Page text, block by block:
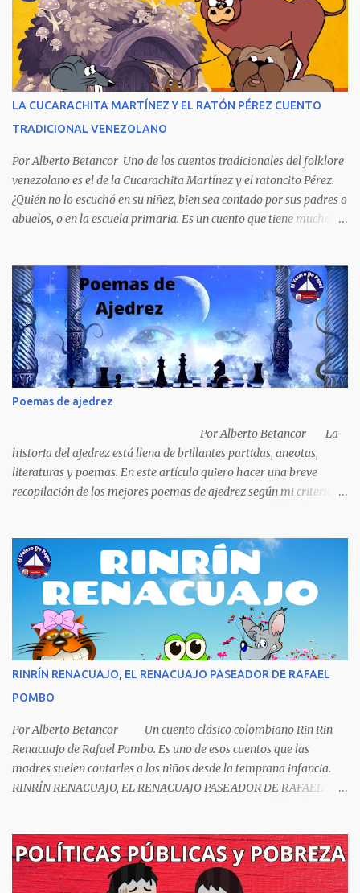
venezolano al vender rápidamente tres ediciones por su
extraordinario contenido y detalla, cambiando los nombres de los
personajes, cuatro crímenes que conmocionaron a la sociedad
venezolana y cuyos presuntos autores quedaron en libertad, pese a
tener la policía pruebas e indicios suficientes de culpabilidad. La
porque refleja los males del poder judicial y de la sociedad
venezolana, tráfico...
LA CUCARACHITA MARTÍNEZ Y EL RATÓN PÉREZ CUENTO
TRADICIONAL VENEZOLANO
Por Alberto Betancor Uno de los cuentos tradicionales del folklore
venezolano es el de la Cucarachita Martínez y el ratoncito Pérez.
¿Quién no lo escuchó en su niñez, bien sea contado por sus padres o
abuelos, o en la escuela primaria. Es un cuento que tiene muchas
hablaban, hace mucho, mucho tiempo, una Cucarachita llamada
Martínez que estaba barriendo el zaguán (porche) de su casa,
cuando vio algo que brillaba, se sorprendió y se emocionó al ver lo
que veían sus ojos, era un mediecito (moneda de cinco céntimos).
La recogió y se preguntó de quien sería, pero al ver que no era de
nadie se la guardó en el bolsillo y siguió barriendo y pensando que
podría comprar, pensó en comprar una casa, pero desecho la idea
porque ya tenía una casa, pensó en un carro (coche), pero desecho
la idea porque no sabía manejar (conducir) al final se le ocurrió
comprarse un vestido y...
Poemas de ajedrez
Por Alberto Betancor La
historia del ajedrez está llena de brillantes partidas, aneotas,
literaturas y poemas. En este artículo quiero hacer una breve
recopilación de los mejores poemas de ajedrez según mi criterio
Borges es uno de los grandes pensadores del Siglo XX, su obra
universal trasciende más allá del premio Nobel de Literatura que le
fue negado por razones políticas, pero como hombre de principios
y sabiendo que sus posturas ideológicas eran un óbice para
obtenerlo, prefirió sus principios que el Nobel. Jorg...
RINRÍN RENACUAJO, EL RENACUAJO PASEADOR DE RAFAEL
POMBO
Por Alberto Betancor Un cuento clásico colombiano Rin Rin
Renacuajo de Rafael Pombo. Es uno de esos cuentos que las
madres suelen contarles a los niños desde la temprana infancia.
RINRÍN RENACUAJO, EL RENACUAJO PASEADOR DE RAFAEL
Sombrero encintado y chupa de boda. -¡Muchacho, no salgas!- le
grita mamá pero él hace un gesto y orondo se va. Halló en el
camino, a un ratón vecino Y le dijo: -¡amigo!- venga usted conmigo,